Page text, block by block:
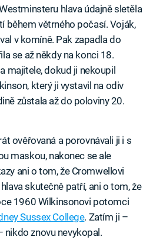
hlava údajně sletěla
během větrného počasí. Voják,
v komíně. Pak zapadla do
se až někdy na konci 18.
majitele, dokud ji nekoupil
který ji vystavil na odiv
zůstala až do poloviny 20.
ověřovaná a porovnávali ji i s
maskou, nakonec se ale
ani o tom, že Cromwellovi
skutečně patří, ani o tom, že
1960 Wilkinsonovi potomci
Sussex College. Zatím ji –
znovu nevykopal.